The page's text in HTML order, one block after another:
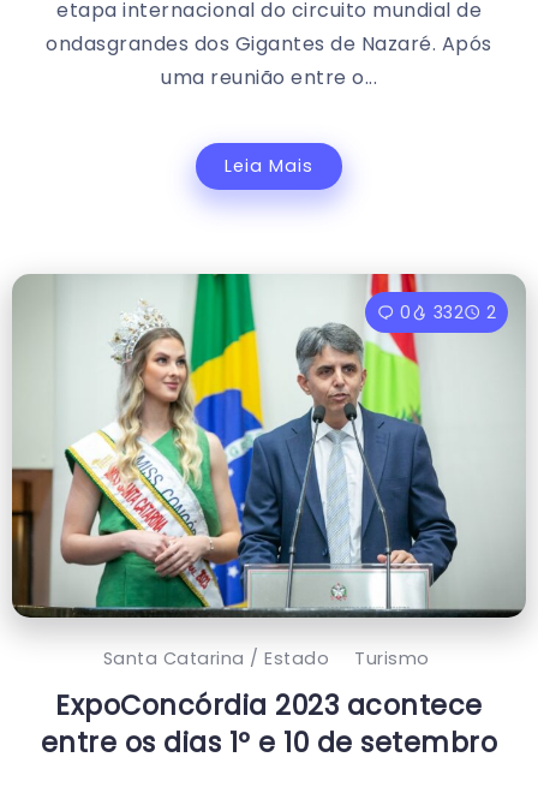
etapa internacional do circuito mundial de
ondasgrandes dos Gigantes de Nazaré. Após
uma reunião entre o...
Leia Mais
0 332 2
Santa Catarina / Estado Turismo
ExpoConcórdia 2023 acontece
entre os dias 1º e 10 de setembro